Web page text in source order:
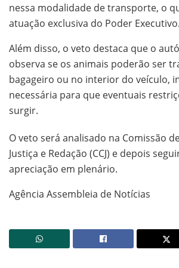
nessa modalidade de transporte, o
atuação exclusiva do Poder Executivo.
Além disso, o veto destaca que o
observa se os animais poderão ser
bagageiro ou no interior do veículo,
necessária para que eventuais
surgir.
O veto será analisado na Comissão
Justiça e Redação (CCJ) e depois
apreciação em plenário.
Agência Assembleia de Notícias